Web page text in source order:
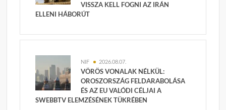
VISSZA KELL FOGNI AZ IRÁN
ELLENI HÁBORÚT
NIF 2026.08.07.
VÖRÖS VONALAK NÉLKÜL:
OROSZORSZÁG FELDARABOLÁSA
ÉS AZ EU VALÓDI CÉLJAI A
SWEBBTV ELEMZÉSÉNEK TÜKRÉBEN